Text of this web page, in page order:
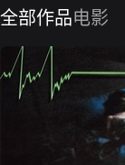
全部作品电影